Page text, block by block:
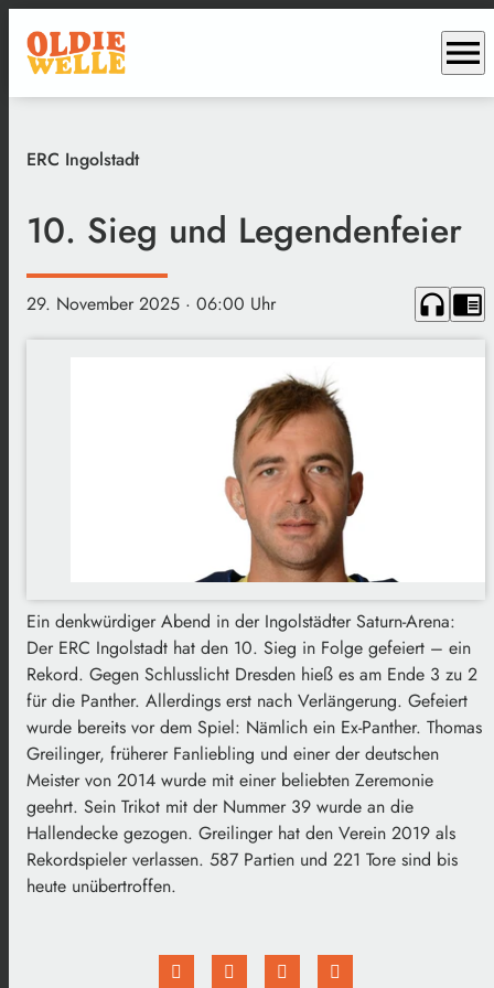
menu
ERC Ingolstadt
10. Sieg und Legendenfeier
29. November 2025 · 06:00 Uhr headphones chrome_reader_mode
Ein denkwürdiger Abend in der Ingolstädter Saturn-Arena:
Der ERC Ingolstadt hat den 10. Sieg in Folge gefeiert – ein
Rekord. Gegen Schlusslicht Dresden hieß es am Ende 3 zu 2
für die Panther. Allerdings erst nach Verlängerung. Gefeiert
wurde bereits vor dem Spiel: Nämlich ein Ex-Panther. Thomas
Greilinger, früherer Fanliebling und einer der deutschen
Meister von 2014 wurde mit einer beliebten Zeremonie
geehrt. Sein Trikot mit der Nummer 39 wurde an die
Hallendecke gezogen. Greilinger hat den Verein 2019 als
Rekordspieler verlassen. 587 Partien und 221 Tore sind bis
heute unübertroffen.